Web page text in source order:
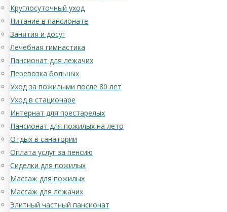
Круглосуточный уход
Питание в пансионате
Занятия и досуг
Лечебная гимнастика
Пансионат для лежачих
Перевозка больных
Уход за пожилыми после 80 лет
Уход в стационаре
Интернат для престарелых
Пансионат для пожилых на лето
Отдых в санатории
Оплата услуг за пенсию
Сиделки для пожилых
Массаж для пожилых
Массаж для лежачих
Элитный частный пансионат